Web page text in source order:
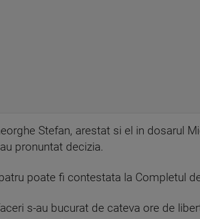
Stefan, arestat si el in dosarul
pronuntat decizia.
poate fi contestata la Completul
s-au bucurat de cateva ore de